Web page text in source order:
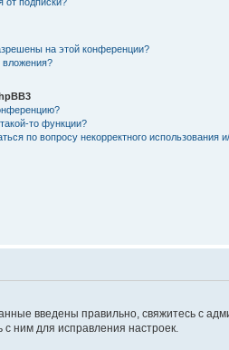
на этой конференции?
вложения?
то функции?
по вопросу некорректного использования
введены правильно, свяжитесь с
ним для исправления настроек.